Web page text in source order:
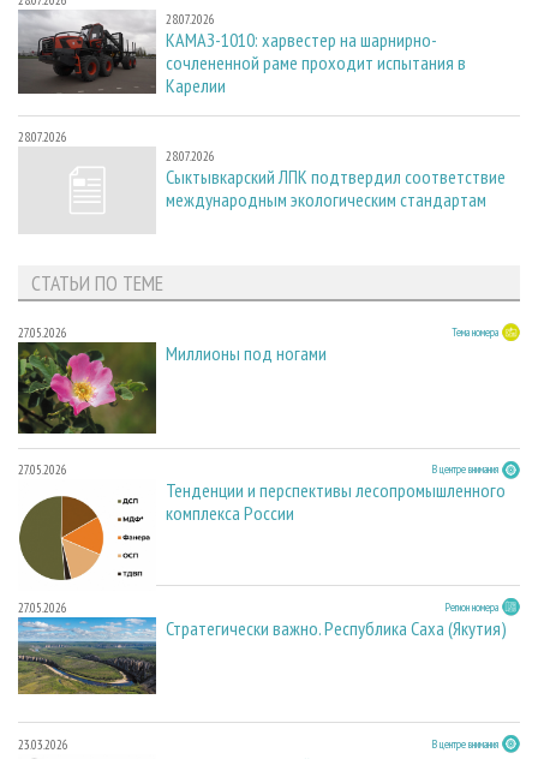
28.07.2026
КАМАЗ-1010: харвестер на шарнирно-
сочлененной раме проходит испытания в
Карелии
28.07.2026
28.07.2026
Сыктывкарский ЛПК подтвердил соответствие
международным экологическим стандартам
СТАТЬИ ПО ТЕМЕ
27.05.2026 Тема номера
Миллионы под ногами
27.05.2026 В центре внимания
Тенденции и перспективы лесопромышленного
комплекса России
27.05.2026 Регион номера
Стратегически важно. Республика Саха (Якутия)
23.03.2026 В центре внимания